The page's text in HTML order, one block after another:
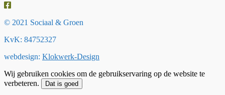
© 2021 Sociaal & Groen
KvK: 84752327
webdesign: Klokwerk-Design
Wij gebruiken cookies om de gebruikservaring op de website te
verbeteren.
Dat is goed